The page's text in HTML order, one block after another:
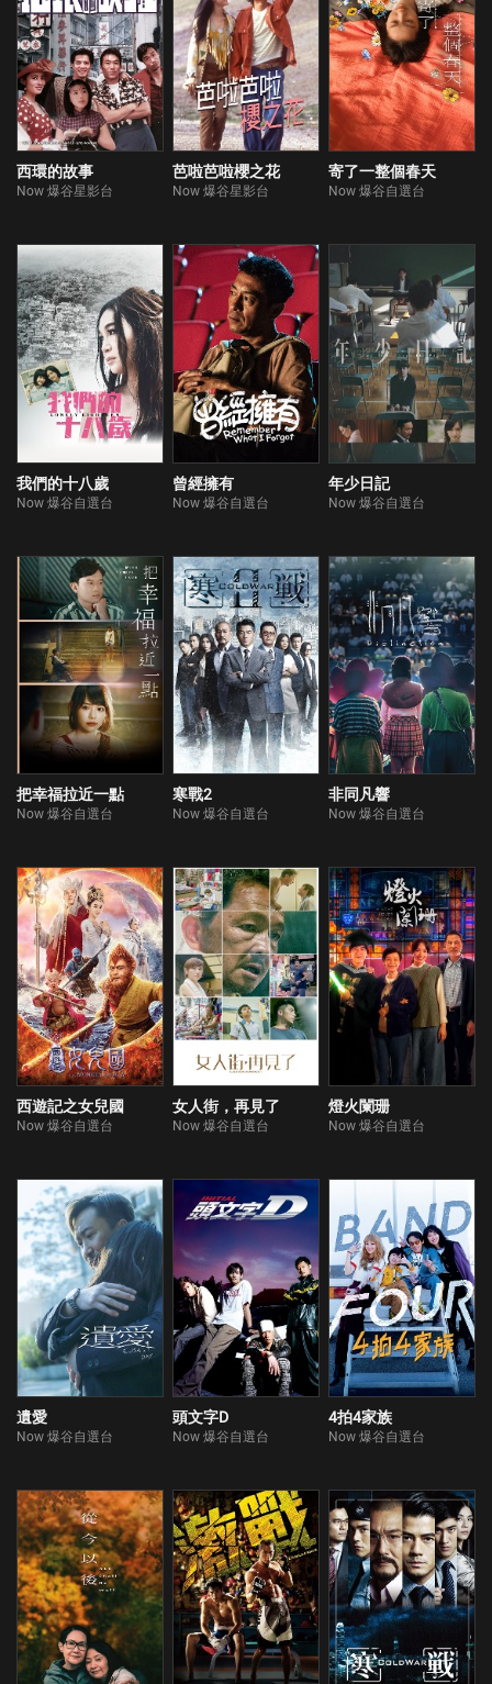
西環的故事
Now 爆谷星影台
芭啦芭啦櫻之花
Now 爆谷星影台
寄了一整個春天
Now 爆谷自選台
我們的十八歲
Now 爆谷自選台
曾經擁有
Now 爆谷自選台
年少日記
Now 爆谷自選台
把幸福拉近一點
Now 爆谷自選台
寒戰2
Now 爆谷自選台
非同凡響
Now 爆谷自選台
西遊記之女兒國
Now 爆谷自選台
女人街，再見了
Now 爆谷自選台
燈火闌珊
Now 爆谷自選台
遺愛
Now 爆谷自選台
頭文字D
Now 爆谷自選台
4拍4家族
Now 爆谷自選台